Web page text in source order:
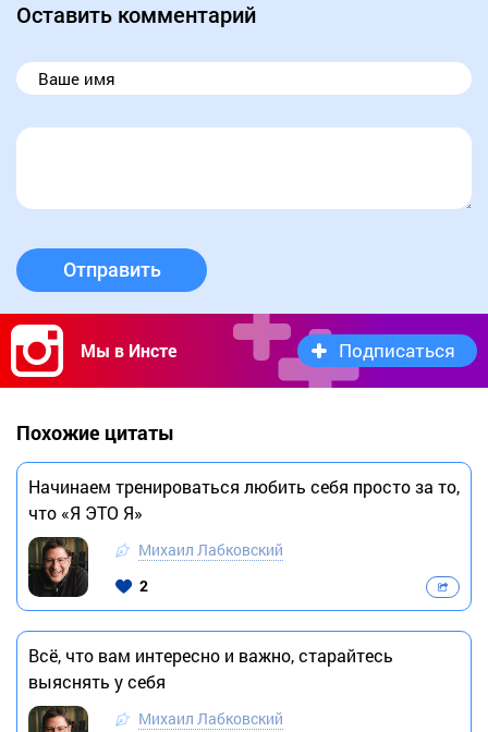
Оставить комментарий
Отправить
Мы в Инсте Подписаться
Похожие цитаты
Начинаем тренироваться любить себя просто за то,
что «Я ЭТО Я»
Михаил Лабковский
2
Всё, что вам интересно и важно, старайтесь
выяснять у себя
Михаил Лабковский